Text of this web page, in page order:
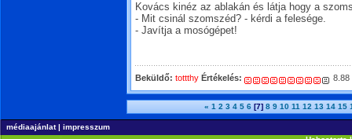
Kovács kinéz az ablakán és látja hogy a
- Mit csinál szomszéd? - kérdi a felesége.
- Javítja a mosógépet!
Beküldő: tottthy Értékelés: 8.88
« 1 2 3 4 5 6 [7] 8 9 10 11 12 13 14 15
médiaajánlat| impresszum